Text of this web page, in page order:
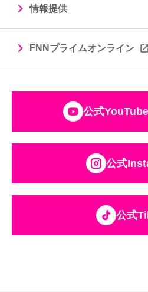
情報提供
FNNプライムオンライン
公式
公式
公式